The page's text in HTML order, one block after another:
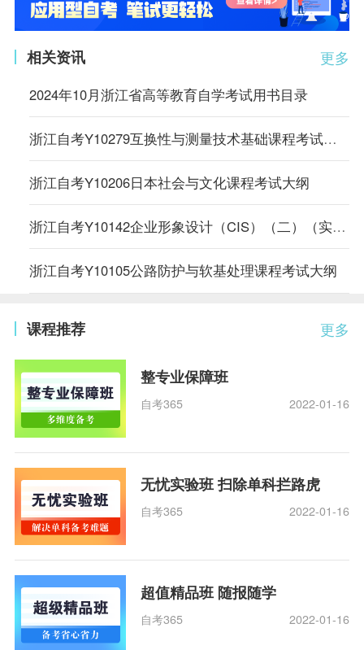
更多
相关资讯
2024年10月浙江省高等教育自学考试用书目录
浙江自考Y10279互换性与测量技术基础课程考试大纲
浙江自考Y10206日本社会与文化课程考试大纲
浙江自考Y10142企业形象设计（CIS）（二）（实践）课程考试大纲
浙江自考Y10105公路防护与软基处理课程考试大纲
更多
课程推荐
整专业保障班
自考365 2022-01-16
无忧实验班 扫除单科拦路虎
自考365 2022-01-16
超值精品班 随报随学
自考365 2022-01-16